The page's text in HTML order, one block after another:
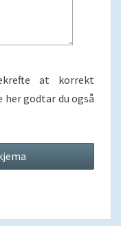
at korrekt
her godtar du også